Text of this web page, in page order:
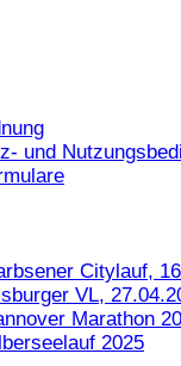
und
Citylauf,
VL,
Marathon
2025